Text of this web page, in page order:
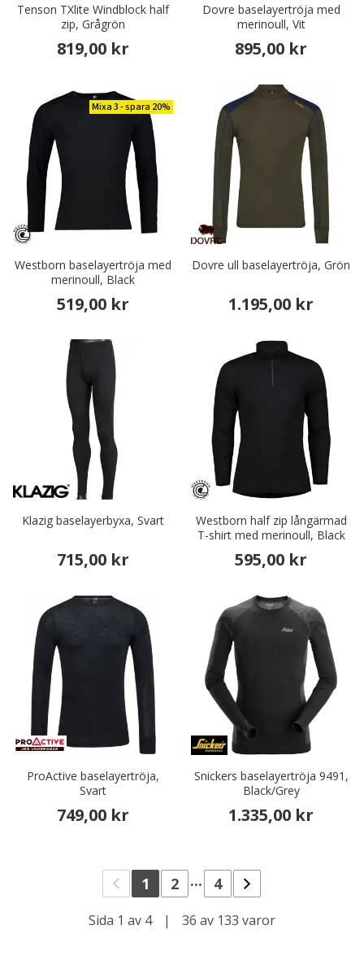
Tenson TXlite Windblock half
zip, Grågrön
819,00 kr
Dovre baselayertröja med
merinoull, Vit
895,00 kr
Mixa 3 - spara 20%
Westborn baselayertröja med
merinoull, Black
519,00 kr
Dovre ull baselayertröja, Grön
1.195,00 kr
Klazig baselayerbyxa, Svart
715,00 kr
Westborn half zip långärmad
T-shirt med merinoull, Black
595,00 kr
ProActive baselayertröja,
Svart
749,00 kr
Snickers baselayertröja 9491,
Black/Grey
1.335,00 kr
1 2 ... 4
Sida 1 av 4 | 36 av 133 varor